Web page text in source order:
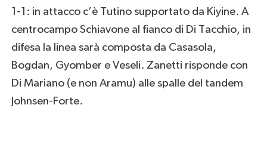
1-1: in attacco c’è Tutino supportato da Kiyine. A
centrocampo Schiavone al fianco di Di Tacchio, in
difesa la linea sarà composta da Casasola,
Bogdan, Gyomber e Veseli. Zanetti risponde con
Di Mariano (e non Aramu) alle spalle del tandem
Johnsen-Forte.